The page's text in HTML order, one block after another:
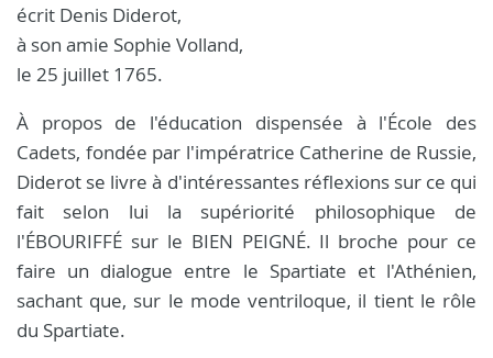
écrit Denis Diderot,
à son amie Sophie Volland,
le 25 juillet 1765.
À propos de l'éducation dispensée à l'École des
Cadets, fondée par l'impératrice Catherine de Russie,
Diderot se livre à d'intéressantes réflexions sur ce qui
fait selon lui la supériorité philosophique de
l'ÉBOURIFFÉ sur le BIEN PEIGNÉ. Il broche pour ce
faire un dialogue entre le Spartiate et l'Athénien,
sachant que, sur le mode ventriloque, il tient le rôle
du Spartiate.